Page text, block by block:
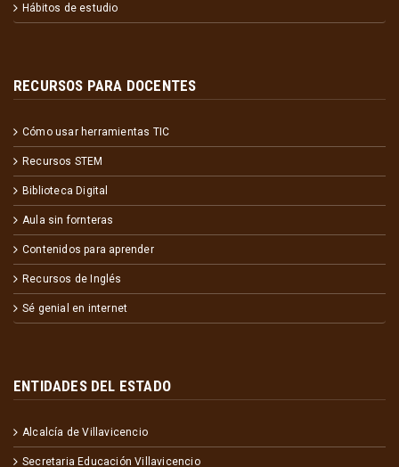
Hábitos de estudio
RECURSOS PARA DOCENTES
Cómo usar herramientas TIC
Recursos STEM
Biblioteca Digital
Aula sin fornteras
Contenidos para aprender
Recursos de Inglés
Sé genial en internet
ENTIDADES DEL ESTADO
Alcalcía de Villavicencio
Secretaria Educación Villavicencio